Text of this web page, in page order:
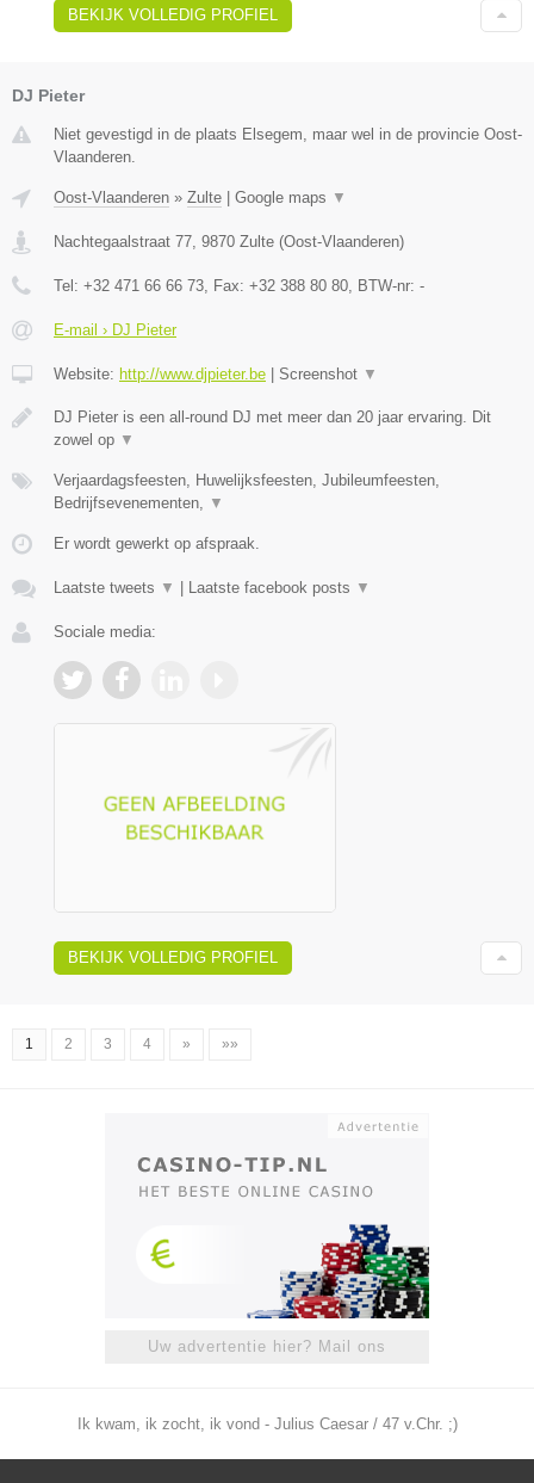
BEKIJK VOLLEDIG PROFIEL
DJ Pieter
Niet gevestigd in de plaats Elsegem, maar wel in de provincie Oost-
Vlaanderen.
Oost-Vlaanderen » Zulte Google maps ▼
Nachtegaalstraat 77 9870 Zulte (Oost-Vlaanderen)
Tel: +32 471 66 66 73 , Fax: +32 388 80 80 , BTW-nr: -
E-mail › DJ Pieter
Website: http://www.djpieter.be Screenshot ▼
DJ Pieter is een all-round DJ met meer dan 20 jaar ervaring. Dit
zowel op ▼
Verjaardagsfeesten, Huwelijksfeesten, Jubileumfeesten,
Bedrijfsevenementen,
▼
Er wordt gewerkt op afspraak.
Laatste tweets ▼ Laatste facebook posts ▼
Sociale media:
BEKIJK VOLLEDIG PROFIEL
1 2 3 4 » »»
Uw advertentie hier? Mail ons
Ik kwam, ik zocht, ik vond - Julius Caesar / 47 v.Chr. ;)